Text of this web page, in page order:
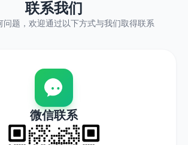
联系我们
问题，欢迎通过以下方式与我们取得联系
微信联系